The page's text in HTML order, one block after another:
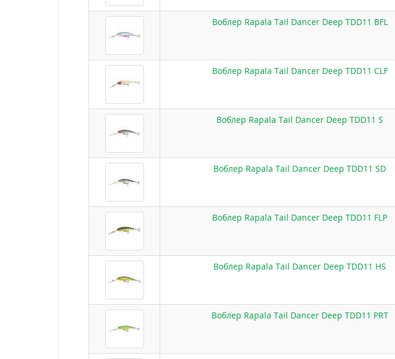
Воблер Rapala Tail Dancer Deep TDD11 BFL
Воблер Rapala Tail Dancer Deep TDD11 CLF
Воблер Rapala Tail Dancer Deep TDD11 S
Воблер Rapala Tail Dancer Deep TDD11 SD
Воблер Rapala Tail Dancer Deep TDD11 FLP
Воблер Rapala Tail Dancer Deep TDD11 HS
Воблер Rapala Tail Dancer Deep TDD11 PRT